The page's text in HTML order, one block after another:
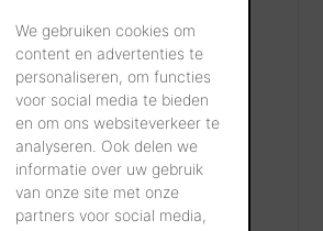
We gebruiken cookies om
content en advertenties te
personaliseren, om functies
voor social media te bieden
en om ons websiteverkeer te
analyseren. Ook delen we
informatie over uw gebruik
van onze site met onze
partners voor social media,